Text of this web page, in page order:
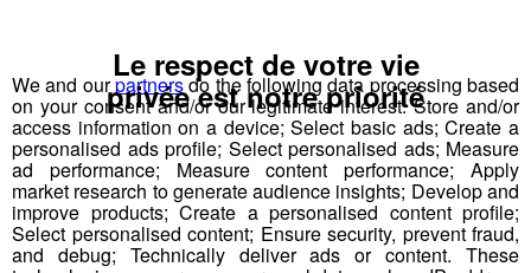
participer aux 2 tirages au sort par jour à 8h45 et 17h45.
Appelez le standard au 04 50 58 24 09
Pour cette semaine on vous offre vos entrées pour vous
et la personne de votre choix pourWALIBI RHONE
ALPES !
Nathan est allé tester pour vousVerticalp Émosson,
We and ourpartnersdo the following data processing based
on your consent and/or our legitimate interest: Store and/or
access information on a device; Select basic ads; Create a
personalised ads profile; Select personalised ads; Measure
ad performance; Measure content performance; Apply
market research to generate audience insights; Develop and
improve products; Create a personalised content profile;
Select personalised content; Ensure security, prevent fraud,
and debug; Technically deliver ads or content. These
Le respect de votre vie
privée est notre priorité